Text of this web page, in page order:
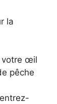
la
votre œil
pêche